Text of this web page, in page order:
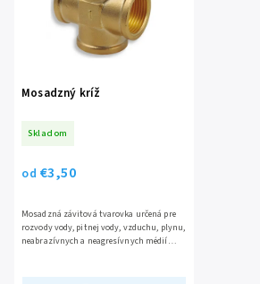
Mosadzný kríž
Skladom
od €3,50
Mosadzná závitová tvarovka určená pre
rozvody vody, pitnej vody, vzduchu, plynu,
neabrazívnych a neagresívnych médií